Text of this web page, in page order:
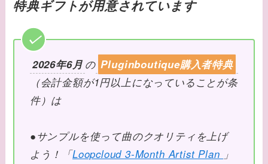
特典ギフトが用意されています
2026年6月 の Pluginboutique購入者特典
（会計金額が1円以上になっていることが条
件）は
●サンプルを使って曲のクオリティを上げ
よう！「Loopcloud 3-Month Artist Plan 」